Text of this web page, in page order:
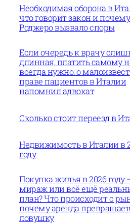
Необходимая оборона в
что говорит закон и
Роджеро вызвало споры
Если очередь к врачу
длинная, платить самому
всегда нужно: о
праве пациентов в Италии
напомнил адвокат
Сколько стоит переезд в
Недвижимость в Италии в
году
Покупка жилья в 2026 году
мираж или всё ещё
план? Что происходит с
почему аренда
ловушку